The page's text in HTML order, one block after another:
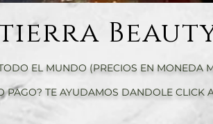
EL MUNDO (PRECIOS EN MONEDA
PAGO? TE AYUDAMOS DANDOLE CLICK